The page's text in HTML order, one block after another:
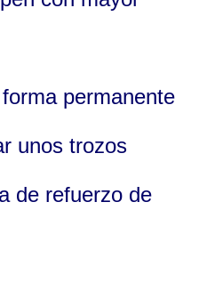
permanente
unos trozos
de refuerzo de